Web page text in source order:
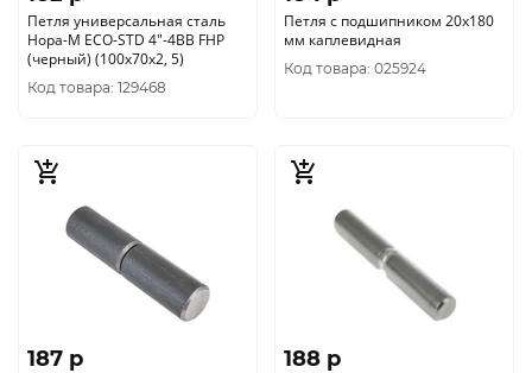
Петля универсальная сталь
Нора-М ECO-STD 4"-4ВВ FHP
(черный) (100х70х2, 5)
Код товара: 129468
Петля с подшипником 20х180
мм каплевидная
Код товара: 025924
187 p 188 p